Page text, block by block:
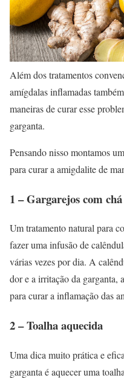
Além dos tratamentos
amígdalas inflamadas
maneiras de curar esse
garganta.
Pensando nisso montamos
para curar a amigdalite de
1 – Gargarejos com
Um tratamento natural para
fazer uma infusão de
várias vezes por dia. A
dor e a irritação da garganta,
para curar a inflamação das
2 – Toalha aquecida
Uma dica muito prática e
garganta é aquecer uma